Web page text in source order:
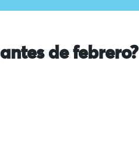
de febrero?